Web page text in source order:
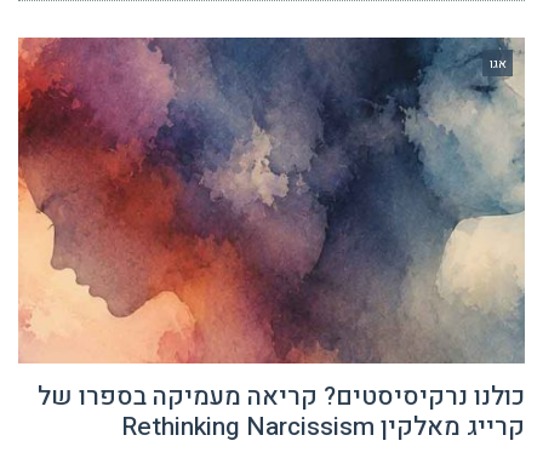
אגו
כולנו נרקיסיסטים? קריאה מעמיקה בספרו של
קרייג מאלקין Rethinking Narcissism